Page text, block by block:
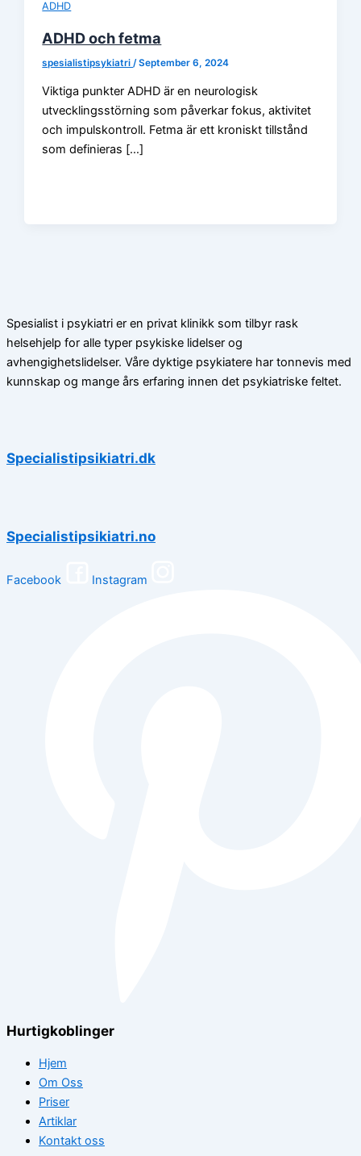
ADHD
ADHD och fetma
spesialistipsykiatri/September 6, 2024
Viktiga punkter ADHD är en neurologisk
utvecklingsstörning som påverkar fokus, aktivitet
och impulskontroll. Fetma är ett kroniskt tillstånd
som definieras […]
Spesialist i psykiatri er en privat klinikk som tilbyr rask
helsehjelp for alle typer psykiske lidelser og
avhengighetslidelser. Våre dyktige psykiatere har tonnevis med
kunnskap og mange års erfaring innen det psykiatriske feltet.
Specialistipsikiatri.dk
Specialistipsikiatri.no
Facebook Instagram
Hurtigkoblinger
Hjem
Om Oss
Priser
Artiklar
Kontakt oss